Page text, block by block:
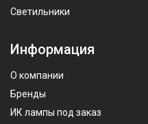
Светильники
Информация
О компании
Бренды
ИК лампы под заказ